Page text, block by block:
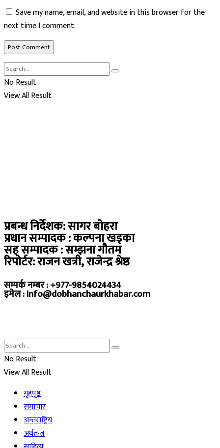
Save my name, email, and website in this browser for the
next time I comment.
No Result
View All Result
प्रबन्ध निर्देशक: सागर बोहरा
प्रधान सम्पादक : कल्पना खड्का
सह सम्पादक : सम्झना गौतम
रिपोर्टर: राजन खत्री, राजेन्द्र श्रेष्ठ
सम्पर्क नम्बर : +977-9854024434
इमेल : Info@dobhanchaurkhabar.com
No Result
View All Result
गृहपृष्ठ
समाचार
अन्तराष्ट्रिय
अर्थतन्त्र